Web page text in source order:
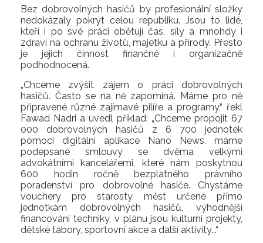
Bez dobrovolných hasičů by profesionální složky
nedokázaly pokrýt celou republiku. Jsou to lidé,
kteří i po své práci obětují čas, síly a mnohdy i
zdraví na ochranu životů, majetku a přírody. Přesto
je jejich činnost finančně i organizačně
podhodnocená.
„Chceme zvýšit zájem o práci dobrovolných
hasičů. Často se na ně zapomíná. Máme pro ně
připravené různé zajímavé pilíře a programy,“ řekl
Fawad Nadri a uvedl příklad: „Chceme propojit 67
000 dobrovolných hasičů z 6 700 jednotek
pomocí digitální aplikace Nano News, máme
podepsané smlouvy se dvěma velkými
advokátními kancelářemi, které nám poskytnou
600 hodin ročně bezplatného právního
poradenství pro dobrovolné hasiče. Chystáme
vouchery pro starosty měst určené přímo
jednotkám dobrovolných hasičů, výhodnější
financování techniky, v plánu jsou kulturní projekty,
dětské tábory, sportovní akce a další aktivity...“